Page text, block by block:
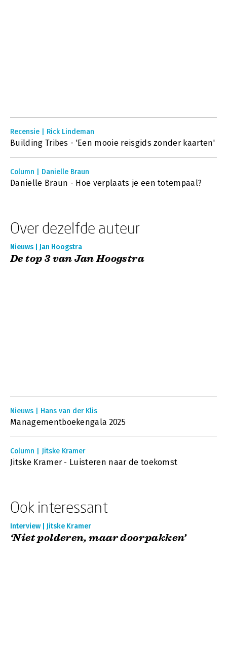
Recensie | Rick Lindeman
Building Tribes - 'Een mooie reisgids zonder kaarten'
Column | Danielle Braun
Danielle Braun - Hoe verplaats je een totempaal?
Over dezelfde auteur
Nieuws | Jan Hoogstra
De top 3 van Jan Hoogstra
Nieuws | Hans van der Klis
Managementboekengala 2025
Column | Jitske Kramer
Jitske Kramer - Luisteren naar de toekomst
Ook interessant
Interview | Jitske Kramer
‘Niet polderen, maar doorpakken’